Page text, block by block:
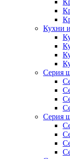
Кухни
Серия
Серия